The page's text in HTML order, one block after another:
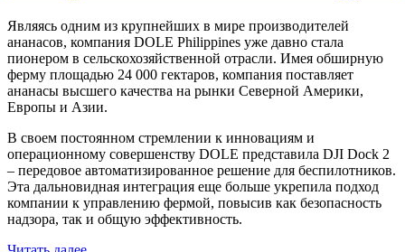
Являясь одним из крупнейших в мире производителей
ананасов, компания DOLE Philippines уже давно стала
пионером в сельскохозяйственной отрасли. Имея обширную
ферму площадью 24 000 гектаров, компания поставляет
ананасы высшего качества на рынки Северной Америки,
Европы и Азии.
В своем постоянном стремлении к инновациям и
операционному совершенству DOLE представила DJI Dock 2
– передовое автоматизированное решение для беспилотников.
Эта дальновидная интеграция еще больше укрепила подход
компании к управлению фермой, повысив как безопасность
надзора, так и общую эффективность.